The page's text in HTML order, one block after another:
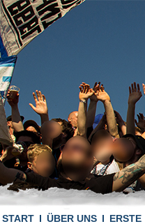
START ÜBER UNS ERSTE